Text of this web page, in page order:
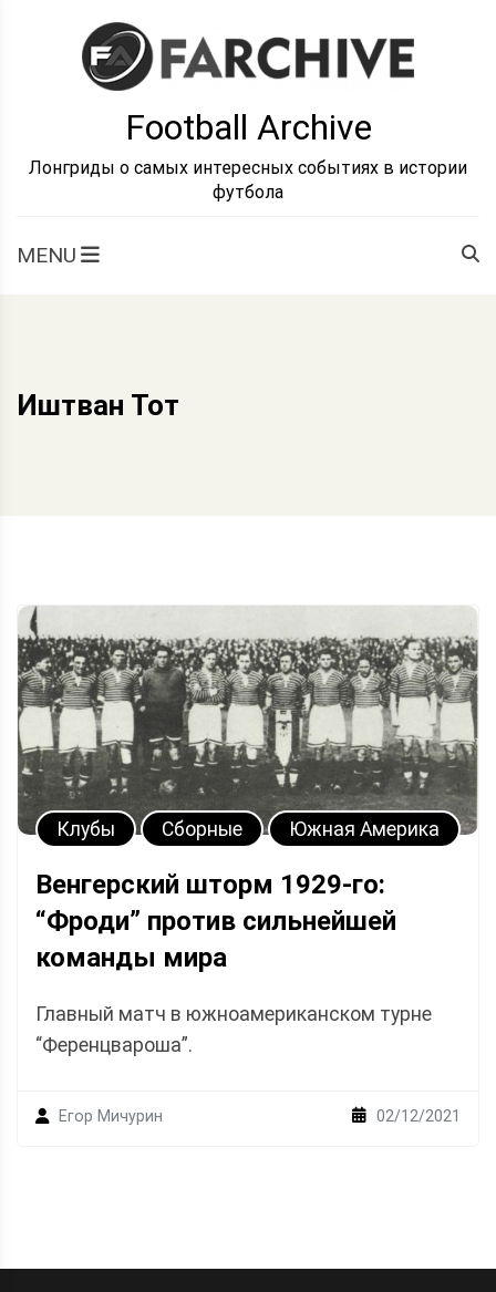
Football Archive
Лонгриды о самых интересных событиях в истории
футбола
MENU
Иштван Тот
Клубы Сборные Южная Америка
Венгерский шторм 1929-го:
“Фроди” против сильнейшей
команды мира
Главный матч в южноамериканском турне
“Ференцвароша”.
Егор Мичурин 02/12/2021